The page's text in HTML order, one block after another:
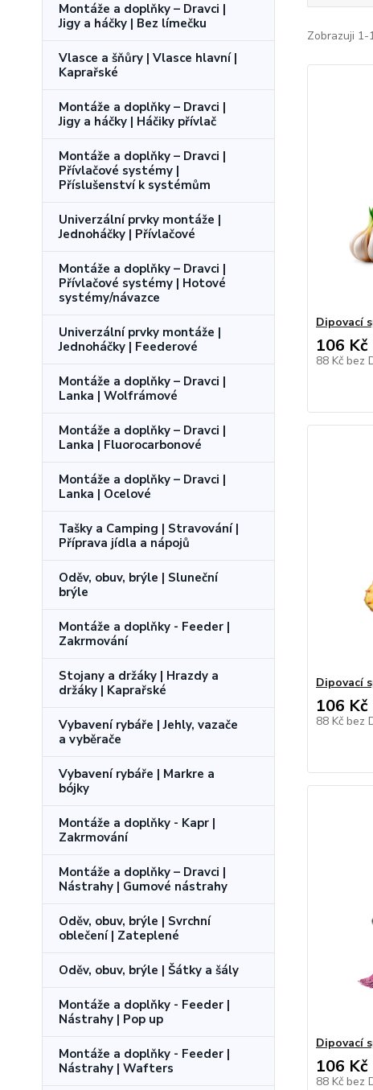
Montáže a doplňky – Dravci |
Jigy a háčky | Bez límečku
Vlasce a šňůry | Vlasce hlavní |
Kaprařské
Montáže a doplňky – Dravci |
Jigy a háčky | Háčiky přívlač
Montáže a doplňky – Dravci |
Přívlačové systémy |
Příslušenství k systémům
Univerzální prvky montáže |
Jednoháčky | Přívlačové
Montáže a doplňky – Dravci |
Přívlačové systémy | Hotové
systémy/návazce
Univerzální prvky montáže |
Jednoháčky | Feederové
Montáže a doplňky – Dravci |
Lanka | Wolfrámové
Montáže a doplňky – Dravci |
Lanka | Fluorocarbonové
Montáže a doplňky – Dravci |
Lanka | Ocelové
Tašky a Camping | Stravování |
Příprava jídla a nápojů
Oděv, obuv, brýle | Sluneční
brýle
Montáže a doplňky - Feeder |
Zakrmování
Stojany a držáky | Hrazdy a
držáky | Kaprařské
Vybavení rybáře | Jehly, vazače
a vyběrače
Vybavení rybáře | Markre a
bójky
Montáže a doplňky - Kapr |
Zakrmování
Montáže a doplňky – Dravci |
Nástrahy | Gumové nástrahy
Oděv, obuv, brýle | Svrchní
oblečení | Zateplené
Oděv, obuv, brýle | Šátky a šály
Montáže a doplňky - Feeder |
Nástrahy | Pop up
Montáže a doplňky - Feeder |
Nástrahy | Wafters
Zobrazuji 1-
Dipovací
106 Kč
88 Kč bez
Dipovací
106 Kč
88 Kč bez
Dipovací
106 Kč
88 Kč bez